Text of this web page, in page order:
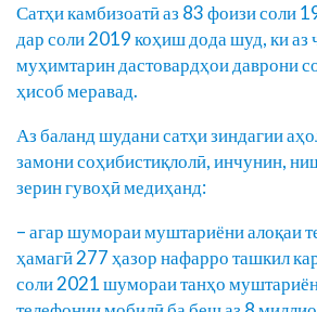
Сатҳи камбизоатӣ аз 83 фоизи соли
дар соли 2019 коҳиш дода шуд, ки аз
муҳимтарин дастовардҳои даврони
ҳисоб меравад.
Аз баланд шудани сатҳи зиндагии
замони соҳибистиқлолӣ, инчунин,
зерин гувоҳӣ медиҳанд:
– агар шумораи муштариёни алоқаи
ҳамагӣ 277 ҳазор нафарро ташкил
соли 2021 шумораи танҳо